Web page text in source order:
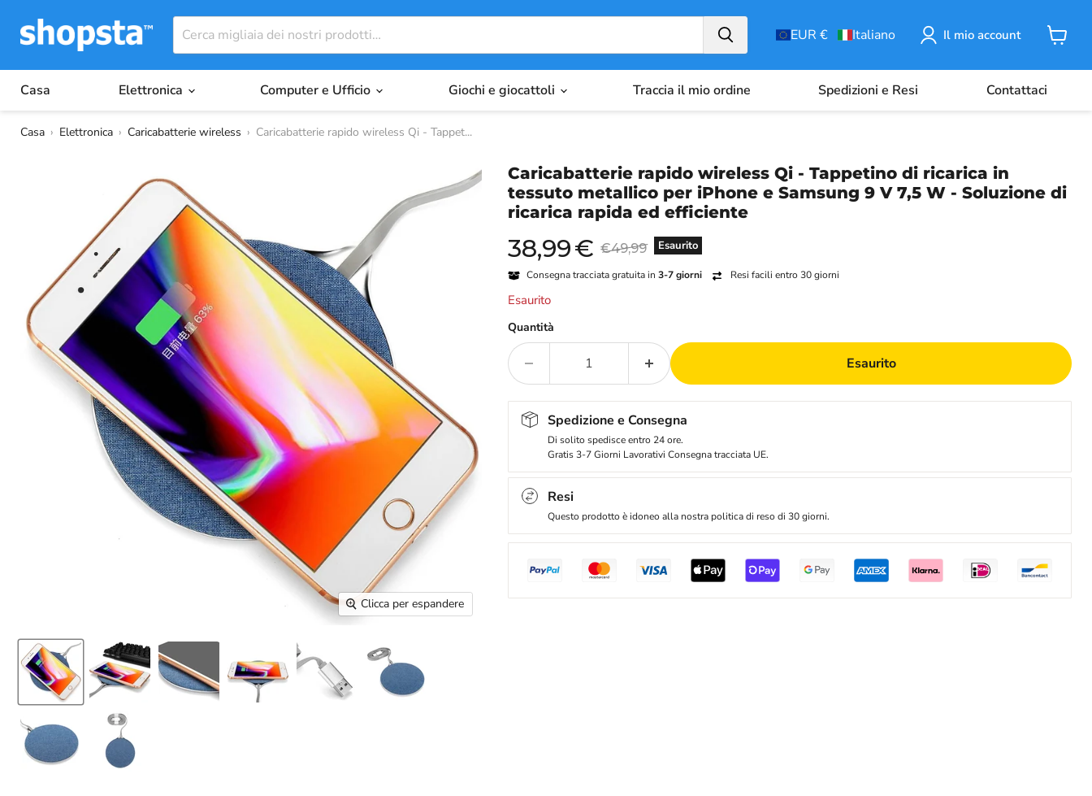
EUR € Italiano Il mio account
Casa Elettronica Computer e Ufficio Giochi e giocattoli Traccia il mio ordine Spedizioni e Resi Contattaci
Casa › Elettronica › Caricabatterie wireless › Caricabatterie rapido wireless Qi - Tappet...
Clicca per espandere
Caricabatterie rapido wireless Qi - Tappetino di ricarica in
tessuto metallico per iPhone e Samsung 9 V 7,5 W - Soluzione di
ricarica rapida ed efficiente
Esaurito
Prezzo attuale
38,99€ Prezzo originale
€49,99
Consegna tracciata gratuita in3-7 giorni Resi facili entro 30 giorni
Esaurito
Quantità
Esaurito
Spedizione e Consegna
Di solito spedisce entro 24 ore.
Gratis 3-7 Giorni Lavorativi Consegna tracciata UE.
Resi
Questo prodotto è idoneo alla nostra politica di reso di 30 giorni.